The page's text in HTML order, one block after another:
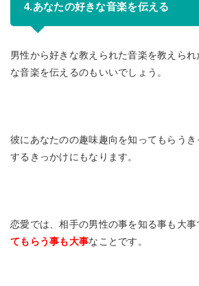
4.あなたの好きな音楽を伝える
男性から好きな教えられた音楽を教えら
な音楽を伝えるのもいいでしょう。
彼にあなたのの趣味趣向を知ってもらう
するきっかけにもなります。
恋愛では、相手の男性の事を知る事も大事
てもらう事も大事なことです。